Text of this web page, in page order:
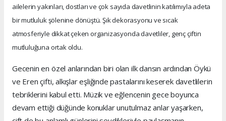
ailelerin yakınları, dostları ve çok sayıda davetlinin katılımıyla adeta
bir mutluluk şölenine dönüştü. Şık dekorasyonu ve sıcak
atmosferiyle dikkat çeken organizasyonda davetliler, genç çiftin
mutluluğuna ortak oldu.
Gecenin en özel anlarından biri olan ilk dansın ardından Öykü
ve Eren çifti, alkışlar eşliğinde pastalarını keserek davetlilerin
tebriklerini kabul etti. Müzik ve eğlencenin gece boyunca
devam ettiği düğünde konuklar unutulmaz anlar yaşarken,